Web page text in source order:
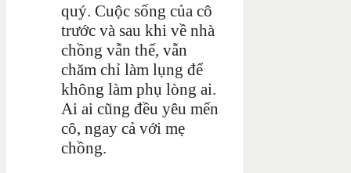
quý. Cuộc sống của cô
trước và sau khi về nhà
chồng vẫn thế, vẫn
chăm chỉ làm lụng để
không làm phụ lòng ai.
Ai ai cũng đều yêu mến
cô, ngay cả với mẹ
chồng.